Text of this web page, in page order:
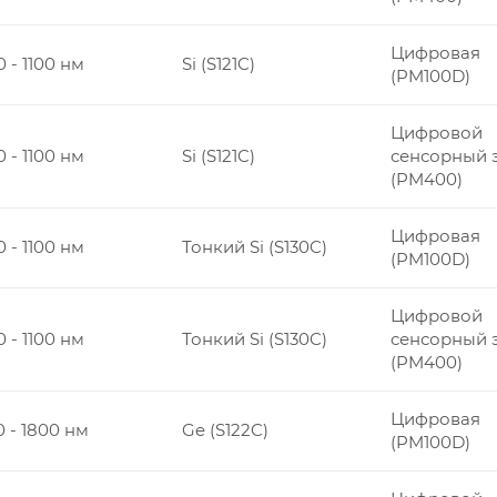
- 1100 нм Si (S121C)
Цифровая
(PM100D)
- 1100 нм Si (S121C)
Цифровой
сенсорный
(PM400)
- 1100 нм Тонкий Si (S130C)
Цифровая
(PM100D)
- 1100 нм Тонкий Si (S130C)
Цифровой
сенсорный
(PM400)
- 1800 нм Ge (S122C)
Цифровая
(PM100D)